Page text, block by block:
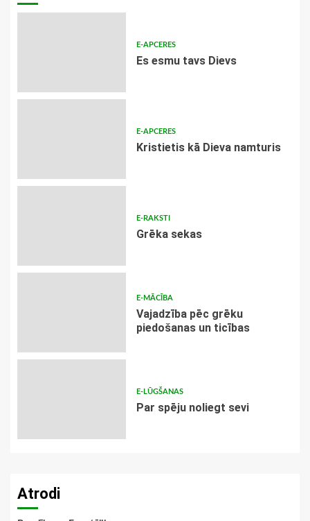
E-APCERES
Es esmu tavs Dievs
E-APCERES
Kristietis kā Dieva namturis
E-RAKSTI
Grēka sekas
E-MĀCĪBA
Vajadzība pēc grēku
piedošanas un ticības
E-LŪGŠANAS
Par spēju noliegt sevi
Atrodi